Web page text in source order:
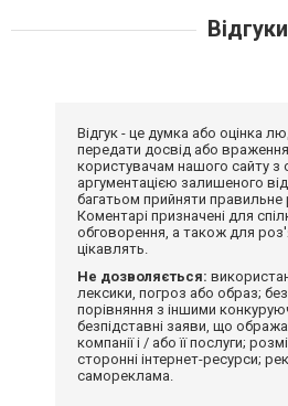
Відгуки
Відгук - це думка або оцінка
передати досвід або
користувачам нашого сайту
аргументацією залишеного
багатьом прийняти правильне
Коментарі призначені для
обговорення, а також для
цікавлять.
Не дозволяється:
лексики, погроз або образ;
порівняння з іншими
безпідставні заяви, що
компанії і / або її послуги;
сторонні інтернет-ресурси;
самореклама.